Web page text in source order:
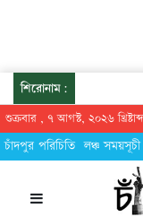
শিরোনাম:
শুক্রবার , ৭ আগস্ট, ২০২৬
চাঁদপুর পরিচিতি লঞ্চ সময়সূচী